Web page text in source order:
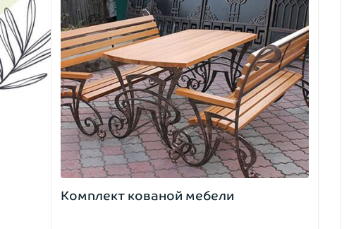
Комплект кованой мебели